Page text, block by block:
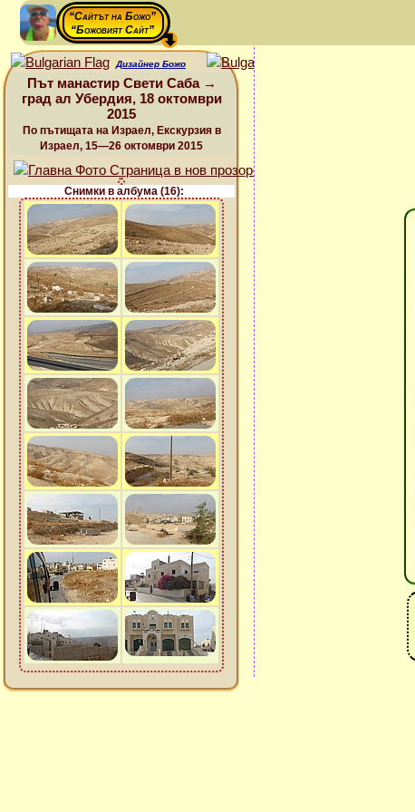
“Сайтът на Божо”
“Божовият Сайт”
Дизайнер Божо
Път манастир Свети Саба →
град ал Убердия, 18 октомври
2015
По пътищата на Израел, Екскурзия в
Израел, 15—26 октомври 2015
Снимки в албума (16):